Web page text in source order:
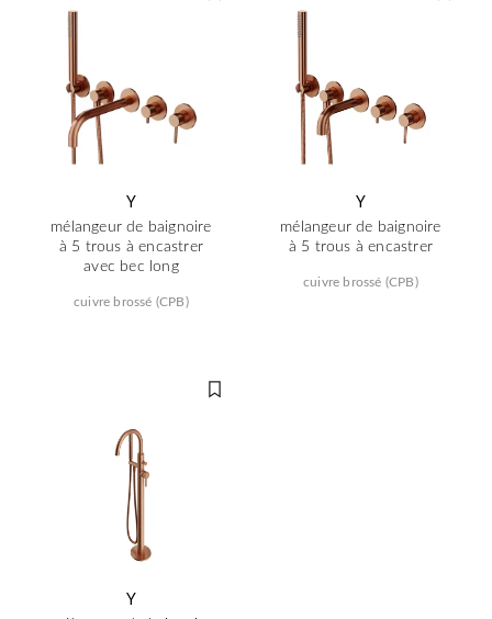
Y
mélangeur de baignoire
à 5 trous à encastrer
avec bec long
cuivre brossé (CPB)
Y
mélangeur de baignoire
à 5 trous à encastrer
cuivre brossé (CPB)
Y